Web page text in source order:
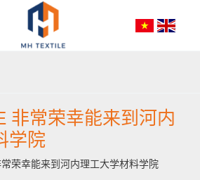
非常荣幸能来到河内
学院
荣幸能来到河内理工大学材料学院